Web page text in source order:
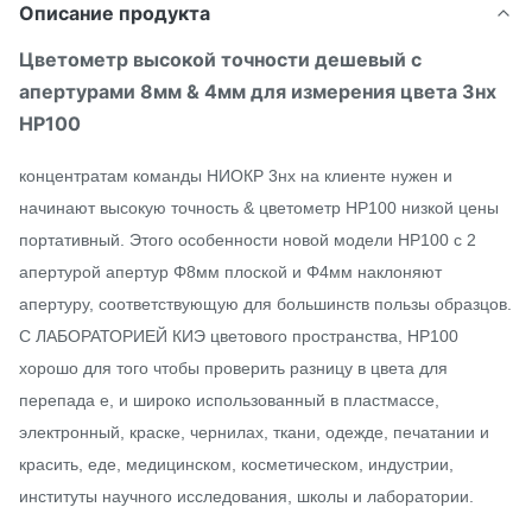
Описание продукта
Цветометр высокой точности дешевый с
апертурами 8мм & 4мм для измерения цвета 3нх
НР100
концентратам команды НИОКР 3нх на клиенте нужен и
начинают высокую точность & цветометр НР100 низкой цены
портативный. Этого особенности новой модели НР100 с 2
апертурой апертур Φ8мм плоской и Φ4мм наклоняют
апертуру, соответствующую для большинств пользы образцов.
С ЛАБОРАТОРИЕЙ КИЭ цветового пространства, НР100
хорошо для того чтобы проверить разницу в цвета для
перепада е, и широко использованный в пластмассе,
электронный, краске, чернилах, ткани, одежде, печатании и
красить, еде, медицинском, косметическом, индустрии,
институты научного исследования, школы и лаборатории.